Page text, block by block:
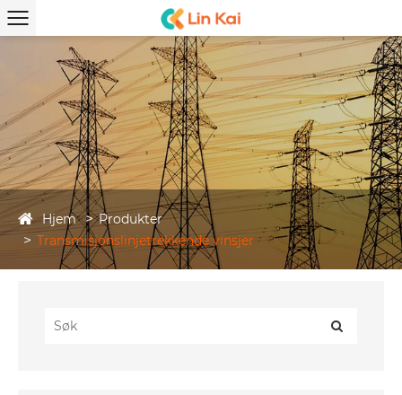
Hjem
Produkter
Transmisjonslinjetrekkende vinsjer